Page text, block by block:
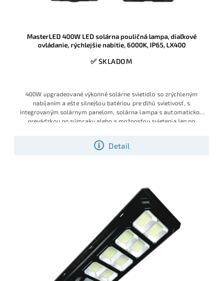
MasterLED 400W LED solárna pouličná lampa, diaľkové
ovládanie, rýchlejšie nabitie, 6000K, IP65, LX400
✅ SKLADOM
Detail
400W upgradeované výkonné solárne svietidlo so zrýchleným
nabíjaním a ešte silnejšou batériou pre dlhú svietivosť, s
integrovaným solárnym panelom, solárna lampa s automatickou
prevádzkou po súmraku alebo s možnosťou svietenia len po